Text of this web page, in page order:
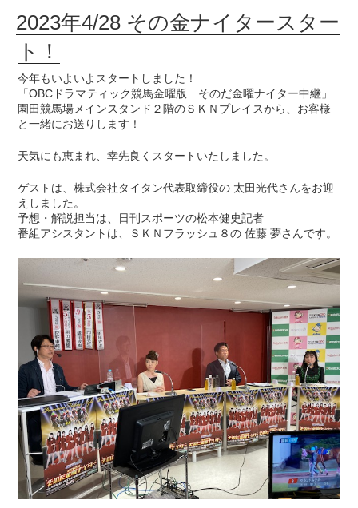
2023年4/28 その金ナイタースター
ト！
今年もいよいよスタートしました！
「OBCドラマティック競馬金曜版 そのだ金曜ナイター中継」
園田競馬場メインスタンド２階のＳＫＮプレイスから、お客様
と一緒にお送りします！
天気にも恵まれ、幸先良くスタートいたしました。
ゲストは、株式会社タイタン代表取締役の 太田光代さんをお迎
えしました。
予想・解説担当は、日刊スポーツの松本健史記者
番組アシスタントは、ＳＫＮフラッシュ８の 佐藤 夢さんです。